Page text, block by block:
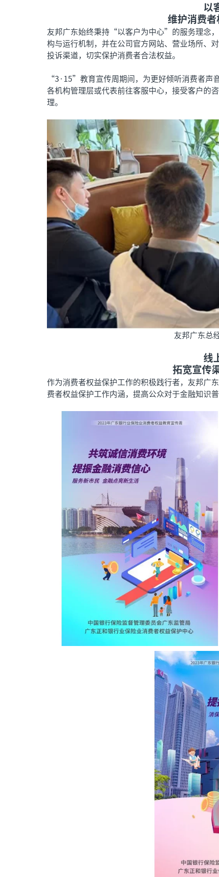
以
维护消费
友邦广东始终秉持“以客户为中心”的服务理念
构与运行机制，并在公司官方网站、营业场所、
投诉渠道，切实保护消费者合法权益。
“3·15”教育宣传周期间，为更好倾听消费者声
各机构管理层或代表前往客服中心，接受客户的
理。
友邦广东总
线
拓宽宣传
作为消费者权益保护工作的积极践行者，友邦广
费者权益保护工作内涵，提高公众对于金融知识